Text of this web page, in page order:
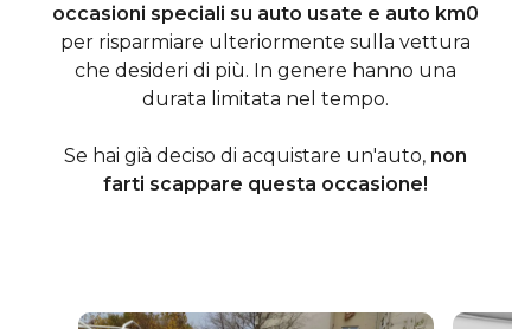
occasioni speciali su auto usate e auto km0
per risparmiare ulteriormente sulla vettura
che desideri di più. In genere hanno una
durata limitata nel tempo.
Se hai già deciso di acquistare un'auto, non
farti scappare questa occasione!